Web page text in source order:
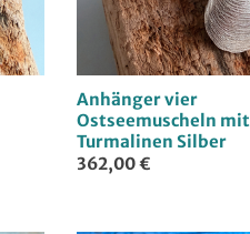
Anhänger vier
Ostseemuscheln mit
Turmalinen Silber
362,00 €